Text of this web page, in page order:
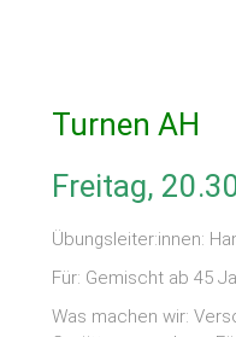
Turnen AH
Freitag,
Übungsleiter:innen:
Für: Gemischt ab 45
Was machen wir: